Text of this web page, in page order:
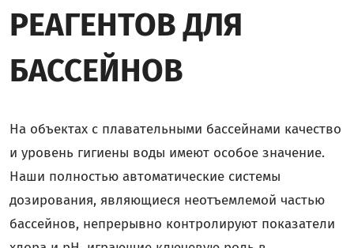
РЕАГЕНТОВ ДЛЯ
БАССЕЙНОВ
На объектах с плавательными бассейнами качество
и уровень гигиены воды имеют особое значение.
Наши полностью автоматические системы
дозирования, являющиеся неотъемлемой частью
бассейнов, непрерывно контролируют показатели